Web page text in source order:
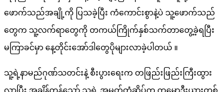
တဲ့
အ
ဘိုး
ဖောက်သည်အချို့ကို ပြသခဲ့ပြီး ကံကောင်းစွာနဲ့ပဲ သူ့ဖောက်သည်
တွေက သူ့လက်ရာတွေကို တကယ်ကြိုက်နှစ်သက်တာတွေ့ခဲ့ရပြီး
မကြာခင်မှာ နေ့တိုင်းအော်ဒါတွေပိုများလာခဲ့ပါတယ် ။
သူ့ရဲ့နာမည်ဂုဏ်သတင်းနဲ့ စီးပွားရေးက တဖြည်းဖြည်းကြီးထွား
လာပြီး အချိန်တန်သော် သူ့ရဲ့ အမှတ်တံဆိပ်က ကမ္ဘောဒီးယားတစ်